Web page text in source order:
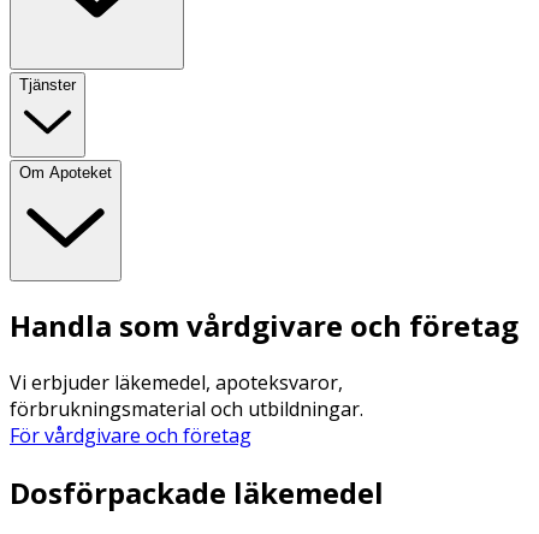
Tjänster
Om Apoteket
Handla som vårdgivare och företag
Vi erbjuder läkemedel, apoteksvaror,
förbrukningsmaterial och utbildningar.
För vårdgivare och företag
Dosförpackade läkemedel